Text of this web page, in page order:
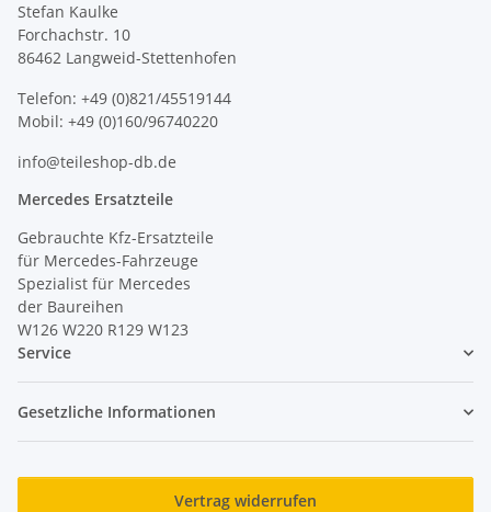
Stefan Kaulke
Forchachstr. 10
86462 Langweid-Stettenhofen
Telefon: +49 (0)821/45519144
Mobil: +49 (0)160/96740220
info@teileshop-db.de
Mercedes Ersatzteile
Gebrauchte Kfz-Ersatzteile
für Mercedes-Fahrzeuge
Spezialist für Mercedes
der Baureihen
W126 W220 R129 W123
Service
Gesetzliche Informationen
Vertrag widerrufen